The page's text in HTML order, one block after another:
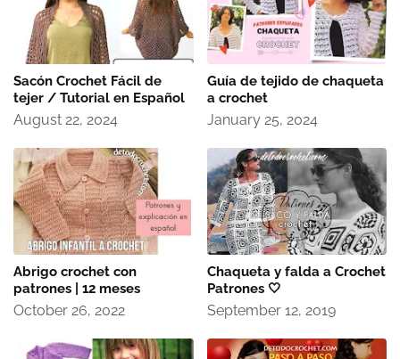
Sacón Crochet Fácil de
tejer / Tutorial en Español
August 22, 2024
Guía de tejido de chaqueta
a crochet
January 25, 2024
Abrigo crochet con
patrones | 12 meses
October 26, 2022
Chaqueta y falda a Crochet
Patrones 🤍
September 12, 2019